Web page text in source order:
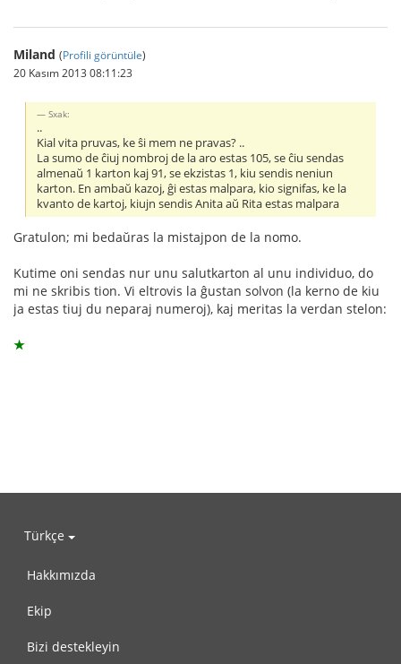
Miland (Profili görüntüle)
20 Kasım 2013 08:11:23
Sxak:
..
Kial vita pruvas, ke ŝi mem ne pravas? ..
La sumo de ĉiuj nombroj de la aro estas 105, se ĉiu sendas
almenaŭ 1 karton kaj 91, se ekzistas 1, kiu sendis neniun
karton. En ambaŭ kazoj, ĝi estas malpara, kio signifas, ke la
kvanto de kartoj, kiujn sendis Anita aŭ Rita estas malpara
Gratulon; mi bedaŭras la mistajpon de la nomo.
Kutime oni sendas nur unu salutkarton al unu individuo, do
mi ne skribis tion. Vi eltrovis la ĝustan solvon (la kerno de kiu
ja estas tiuj du neparaj numeroj), kaj meritas la verdan stelon:
★
Türkçe
Hakkımızda
Ekip
Bizi destekleyin